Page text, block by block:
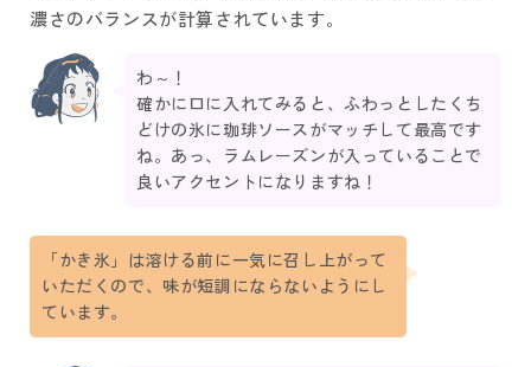
濃さのバランスが計算されています。
わ～！
確かに口に入れてみると、ふわっとしたくち
どけの氷に珈琲ソースがマッチして最高です
ね。あっ、ラムレーズンが入っていることで
良いアクセントになりますね！
「かき氷」は溶ける前に一気に召し上がって
いただくので、味が短調にならないようにし
ています。